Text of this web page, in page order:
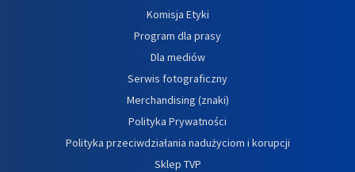
Komisja Etyki
Program dla prasy
Dla mediów
Serwis fotograficzny
Merchandising (znaki)
Polityka Prywatności
Polityka przeciwdziałania nadużyciom i korupcji
Sklep TVP